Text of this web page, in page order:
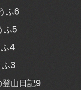
ふ6
ふ5
4
3
山日記9